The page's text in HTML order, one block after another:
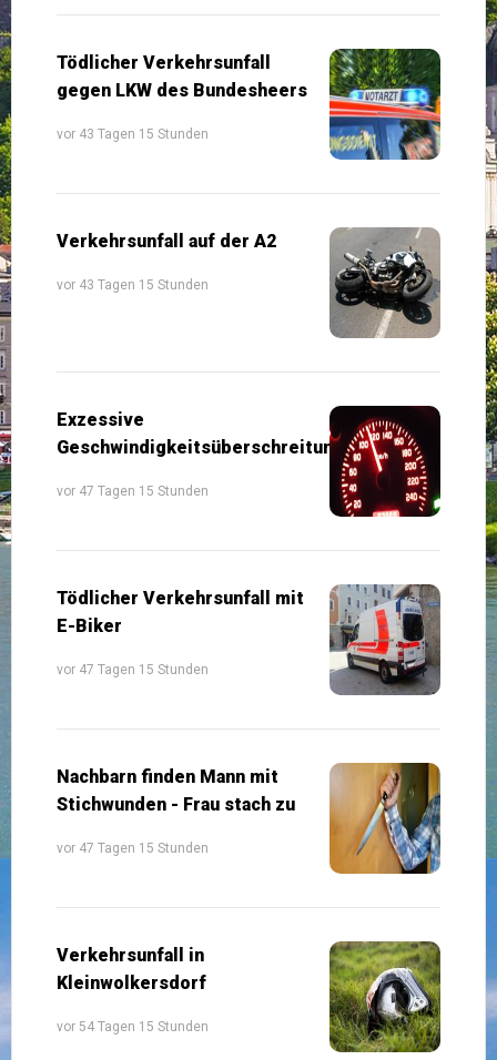
Tödlicher Verkehrsunfall
gegen LKW des Bundesheers
vor 43 Tagen 15 Stunden
Verkehrsunfall auf der A2
vor 43 Tagen 15 Stunden
Exzessive
Geschwindigkeitsüberschreitung
vor 47 Tagen 15 Stunden
Tödlicher Verkehrsunfall mit
E-Biker
vor 47 Tagen 15 Stunden
Nachbarn finden Mann mit
Stichwunden - Frau stach zu
vor 47 Tagen 15 Stunden
Verkehrsunfall in
Kleinwolkersdorf
vor 54 Tagen 15 Stunden